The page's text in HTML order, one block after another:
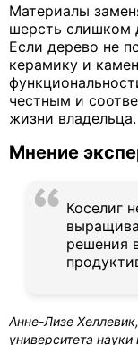
Материалы
шерсть слишком
Если дерево не
керамику и
честным и
жизни владельца.
Мнение
Коселиг
решения
Анне-Лизе
университета